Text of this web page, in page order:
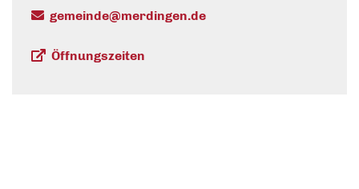
gemeinde@merdingen.de
Öffnungszeiten